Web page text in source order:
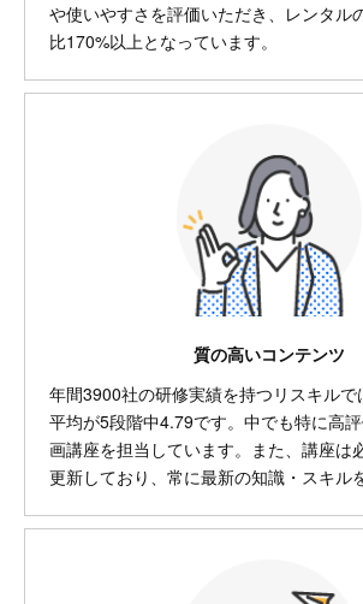
や使いやすさを評価いただき、レンタル
比170%以上となっています。
質の高いコンテンツ
年間3900社の研修実績を持つリスキル
平均が5段階中4.79です。中でも特に高
画講座を担当しています。また、講座は
更新しており、常に最新の知識・スキル